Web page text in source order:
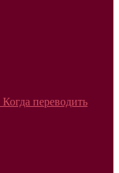
Когда переводить